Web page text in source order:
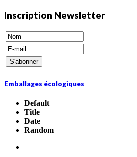
Inscription Newsletter
Emballages écologiques
Default
Title
Date
Random